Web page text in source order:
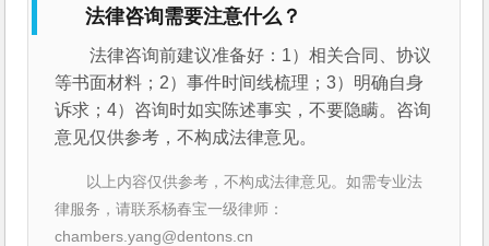
法律咨询需要注意什么？
法律咨询前建议准备好：1）相关合同、协议
等书面材料；2）事件时间线梳理；3）明确自身
诉求；4）咨询时如实陈述事实，不要隐瞒。咨询
意见仅供参考，不构成法律意见。
以上内容仅供参考，不构成法律意见。如需专业法
律服务，请联系杨春宝一级律师：
chambers.yang@dentons.cn